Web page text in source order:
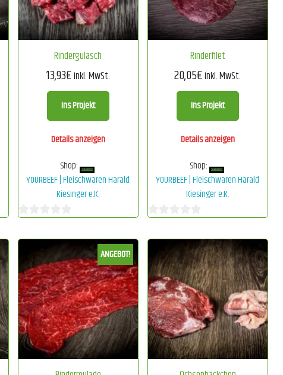
Rindergulasch
13,93€inkl. MwSt.
Ins Projekt
Details anzeigen
Shop:
YOURBEEF | Fleischwaren Harald
Kiesinger e.K.
von
Rinderfilet
20,05€inkl. MwSt.
Ins Projekt
Details anzeigen
Shop:
YOURBEEF | Fleischwaren Harald
Kiesinger e.K.
von
ANGEBOT!